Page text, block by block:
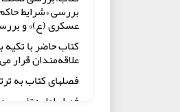
بررسی «شرایط
عسکری (ع)»‏ و
کتاب حاضر با
علاقه‌مندان قرار
فصلهای کتاب به
فصل اول : تفسیر